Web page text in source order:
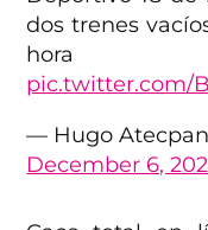
dos trenes
hora
pic.twitter.com/
— Hugo
December 6,